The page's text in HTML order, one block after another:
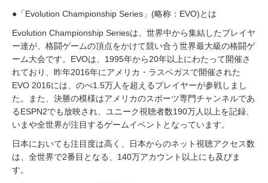
●「Evolution Championship Series」(略称：EVO)とは
Evolution Championship Seriesは、世界中から集結したプレイヤ
ー達が、格闘ゲームの頂点をかけて競い合う世界最大級の格闘ゲ
ーム大会です。EVOは、1995年から20年以上にわたって開催さ
れており、昨年2016年にアメリカ・ラスベガスで開催された
EVO 2016には、のべ1.5万人を超えるプレイヤーが参戦しまし
た。また、決勝の模様はアメリカのスポーツ専門チャンネルであ
るESPN2でも放映され、ユニーク視聴者数190万人以上を記録、
いまや全世界が注目するゲームイベントとなっています。
日本においても注目度は高く、日本からのネット視聴アクセス数
は、全世界で2番目となる、140万アカウント以上にも及びま
す。